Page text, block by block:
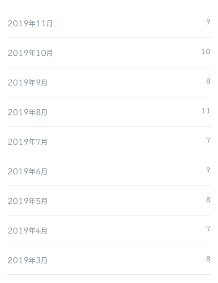
2019年11月 9
2019年10月 10
2019年9月 8
2019年8月 11
2019年7月 7
2019年6月 9
2019年5月 8
2019年4月 7
2019年3月 8